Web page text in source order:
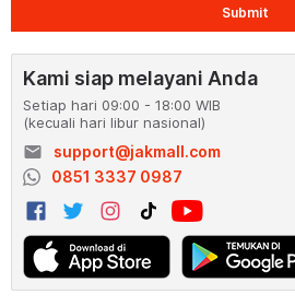
Submit
Kami siap melayani Anda
Setiap hari 09:00 - 18:00 WIB
(kecuali hari libur nasional)
email
support@jakmall.com
0851 3337 0987